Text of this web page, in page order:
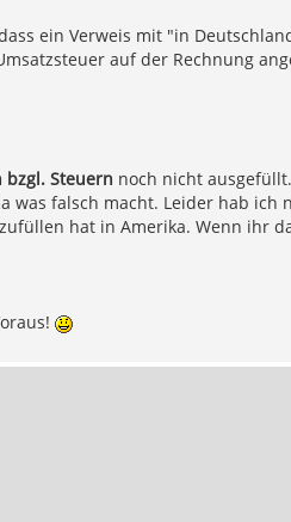
ein Verweis mit "in
auf der Rechnung
bzgl. Steuern noch nicht
was falsch macht. Leider hab ich
hat in Amerika. Wenn ihr